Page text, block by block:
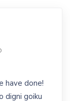
have done!
digni goiku